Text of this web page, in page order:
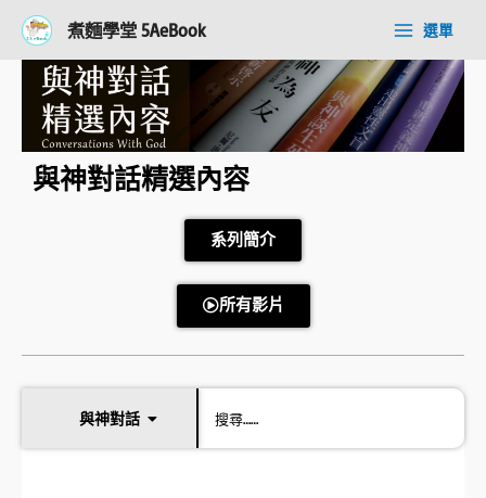
煮麵學堂 5AeBook
Main
Menu
選單
與神對話精選內容
系列簡介
所有影片
與神對話